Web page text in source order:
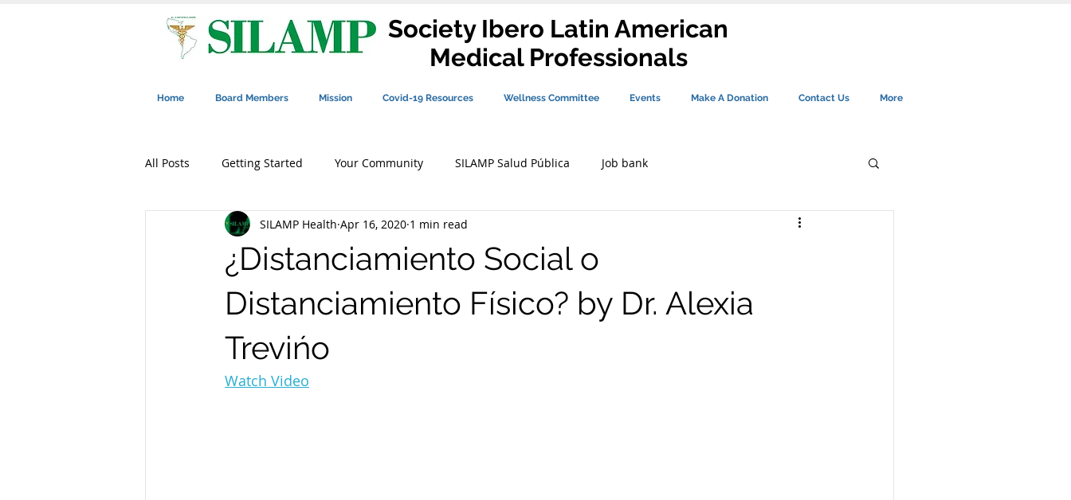
Society Ibero Latin American
Medical Professionals
Home Board Members Mission Covid-19 Resources Wellness Committee Events Make A Donation Contact Us More
All Posts Getting Started Your Community SILAMP Salud Pública Job bank
¿Distanciamiento Social o
Distanciamiento Físico? by Dr. Alexia
Trevińo
SILAMP Health Apr 16, 2020 1 min read
Watch Video